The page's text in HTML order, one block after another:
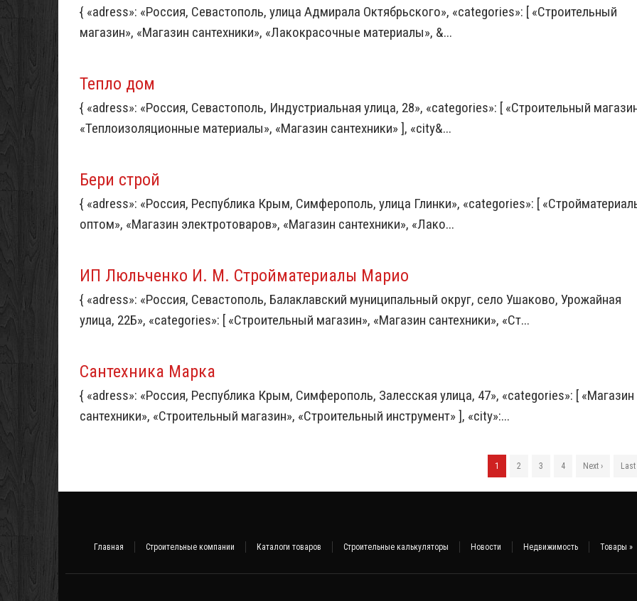
{ «adress»: «Россия, Севастополь, улица Адмирала Октябрьского», «categories»: [ «Строительный
магазин», «Магазин сантехники», «Лакокрасочные материалы», &...
Тепло дом
{ «adress»: «Россия, Севастополь, Индустриальная улица, 28», «categories»: [ «Строительный
«Теплоизоляционные материалы», «Магазин сантехники» ], «city&...
Бери строй
{ «adress»: «Россия, Республика Крым, Симферополь, улица Глинки», «categories»: [
оптом», «Магазин электротоваров», «Магазин сантехники», «Лако...
ИП Люльченко И. М. Стройматериалы Марио
{ «adress»: «Россия, Севастополь, Балаклавский муниципальный округ, село Ушаково, Урожайная
улица, 22Б», «categories»: [ «Строительный магазин», «Магазин сантехники», «Ст...
Сантехника Марка
{ «adress»: «Россия, Республика Крым, Симферополь, Залесская улица, 47», «categories»: [ «Магазин
сантехники», «Строительный магазин», «Строительный инструмент» ], «city»:...
1 2 3 4 Next › Last
Главная Строительные компании Каталоги товаров Строительные калькуляторы Новости Недвижимость Товары »